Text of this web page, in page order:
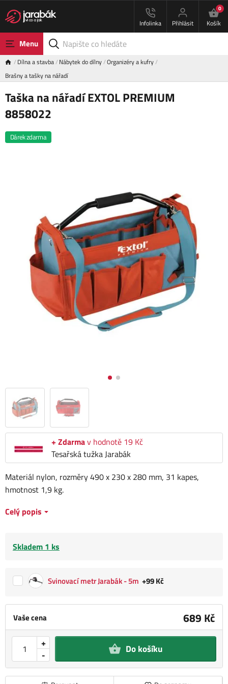
Infolinka Přihlásit
0
Košík
Menu
Dílna a stavba Nábytek do dílny Organizéry a kufry
Brašny a tašky na nářadí
Taška na nářadí EXTOL PREMIUM
8858022
Dárek zdarma
+ Zdarmav hodnotě 19 Kč
Tesařská tužka Jarabák
Vaše cena 689 Kč
-
+ Do košíku
Materiál nylon, rozměry 490 x 230 x 280 mm, 31 kapes,
hmotnost 1,9 kg.
Celý popis
Skladem 1 ks
Svinovací metr Jarabák - 5m +99 Kč